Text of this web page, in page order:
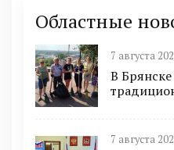
Областные
7 августа
В
7 августа